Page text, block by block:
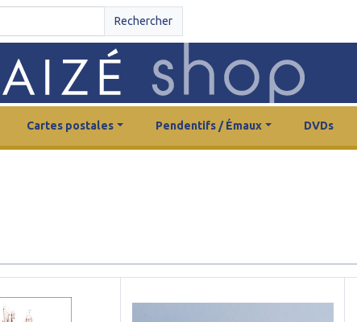
Rechercher
Cartes postales Pendentifs / Émaux DVDs